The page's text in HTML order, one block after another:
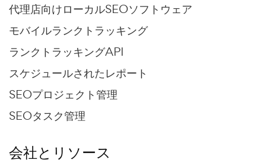
代理店向けローカルSEOソフトウェア
モバイルランクトラッキング
ランクトラッキングAPI
スケジュールされたレポート
SEOプロジェクト管理
SEOタスク管理
会社とリソース